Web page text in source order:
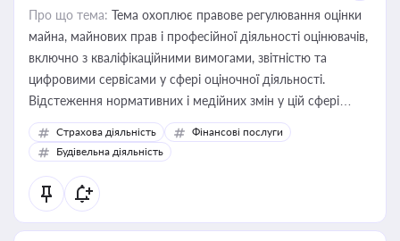
Про що тема: Тема охоплює правове регулювання оцінки
майна, майнових прав і професійної діяльності оцінювачів,
включно з кваліфікаційними вимогами, звітністю та
цифровими сервісами у сфері оціночної діяльності.
Відстеження нормативних і медійних змін у цій сфері
корисне для власника бізнесу, керівника, юриста або
бухгалтера під час оподаткування, приватизації, оренди
державного майна, корпоративних угод і перевірки
статусу суб'єктів оціночної діяльності
Страхова діяльність
Фінансові послуги
Будівельна діяльність